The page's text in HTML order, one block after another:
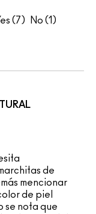
7 1
de
mencionar
de piel
se nota que